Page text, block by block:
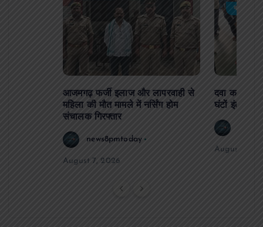
आजमगढ़ फर्जी इलाज और लापरवाही से
महिला की मौत मामले में नर्सिंग होम
संचालक गिरफ्तार
news8pmtoday
August 7, 2026
बड़ी खबर
दवा कक्ष में
घंटों इंतजार
August 6,